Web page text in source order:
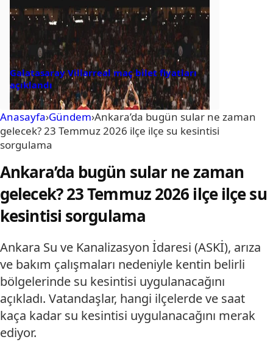
Galatasaray Villarreal maç bilet fiyatları
açıklandı
Anasayfa›Gündem›Ankara’da bugün sular ne zaman
gelecek? 23 Temmuz 2026 ilçe ilçe su kesintisi
sorgulama
Ankara’da bugün sular ne zaman
gelecek? 23 Temmuz 2026 ilçe ilçe su
kesintisi sorgulama
Ankara Su ve Kanalizasyon İdaresi (ASKİ), arıza
ve bakım çalışmaları nedeniyle kentin belirli
bölgelerinde su kesintisi uygulanacağını
açıkladı. Vatandaşlar, hangi ilçelerde ve saat
kaça kadar su kesintisi uygulanacağını merak
ediyor.